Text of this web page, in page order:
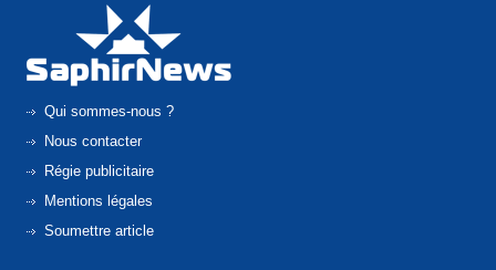
Qui sommes-nous ?
Nous contacter
Régie publicitaire
Mentions légales
Soumettre article